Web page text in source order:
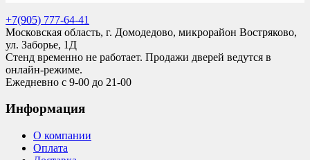
+7(905) 777-64-41
Московская область, г. Домодедово, микрорайон Востряково,
ул. Заборье, 1Д
Стенд временно не работает. Продажи дверей ведутся в
онлайн-режиме.
Ежедневно с 9-00 до 21-00
Информация
О компании
Оплата